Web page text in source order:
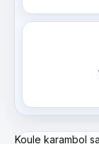
Koule karambol